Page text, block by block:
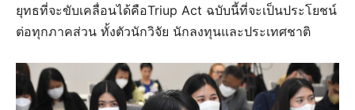
ยุทธที่จะขับเคลื่อนได้คือTriup Act ฉบับนี้ที่จะเป็นประโยชน์
ต่อทุกภาคส่วน ทั้งตัวนักวิจัย นักลงทุนและประเทศชาติ